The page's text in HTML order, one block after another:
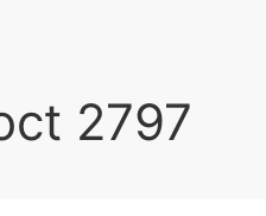
2797